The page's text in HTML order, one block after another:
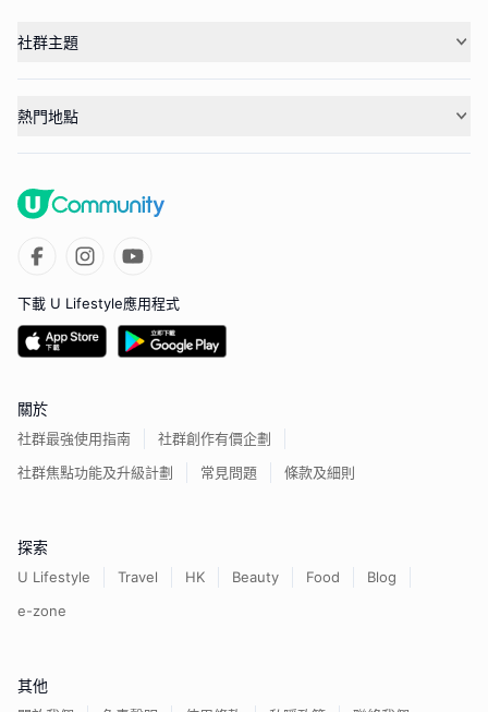
社群主題
熱門地點
下載 U Lifestyle應用程式
關於
社群最強使用指南
社群創作有價企劃
社群焦點功能及升級計劃
常見問題 條款及細則
探索
U Lifestyle Travel HK Beauty Food
Blog
e-zone
其他